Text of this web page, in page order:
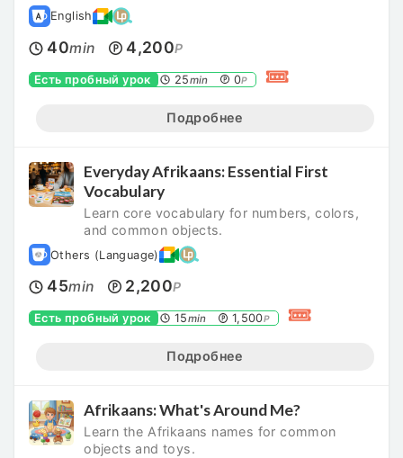
English
40min 4,200P
Есть пробный урок 25min 0P
Подробнее
Everyday Afrikaans: Essential First
Vocabulary
Learn core vocabulary for numbers, colors,
and common objects.
Others (Language)
45min 2,200P
Есть пробный урок 15min 1,500P
Подробнее
Afrikaans: What's Around Me?
Learn the Afrikaans names for common
objects and toys.